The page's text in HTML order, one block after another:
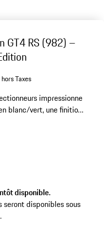
GT4 RS (982) –
hors Taxes
impressionne
blanc/vert, une finition
et élégant pour toute
disponible.
seront disponibles sous